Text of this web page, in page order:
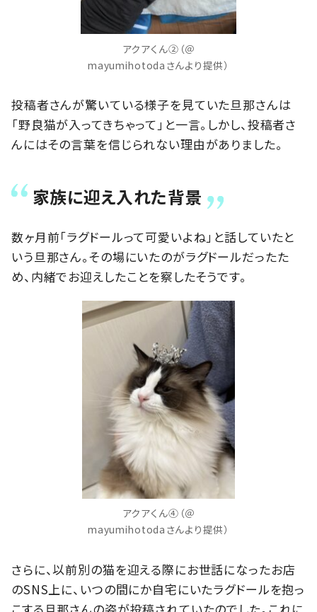
アクアくん②（＠
mayumihotodaさんより提供）
投稿者さんが驚いている様子を見ていた旦那さんは
「野良猫が入ってきちゃって」と一言。しかし、投稿者さ
んにはその言葉を信じられない理由がありました。
家族に迎え入れた背景
数ヶ月前「ラグドールって可愛いよね」と話していたと
いう旦那さん。その場にいたのがラグドールだったた
め、内緒でお迎えしたことを察したそうです。
アクアくん④（＠
mayumihotodaさんより提供）
さらに、以前別の猫を迎える際にお世話になったお店
のSNS上に、いつの間にか自宅にいたラグドールを抱っ